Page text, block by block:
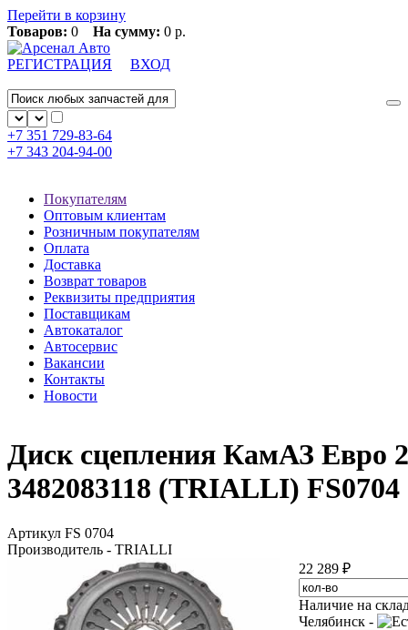
Перейти в корзину
Товаров: 0 На сумму: 0 р.
РЕГИСТРАЦИЯ ВХОД
+7 351 729-83-64
+7 343 204-94-00
Покупателям
Оптовым клиентам
Розничным покупателям
Оплата
Доставка
Возврат товаров
Реквизиты предприятия
Поставщикам
Автокаталог
Автосервис
Вакансии
Контакты
Новости
Диск сцепления КамАЗ
3482083118 (TRIALLI) FS0704
Артикул FS 0704
Производитель - TRIALLI
22 289 ₽
Наличие на
Челябинск -